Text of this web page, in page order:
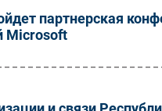
партнерская
Microsoft